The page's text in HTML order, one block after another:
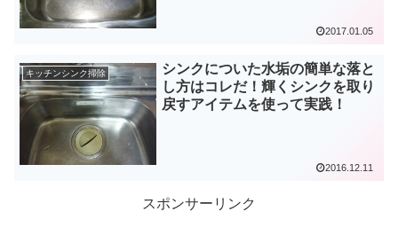
2017.01.05
キッチンシンク掃除
シンクについた水垢の簡単な落と
し方はコレだ！輝くシンクを取り
戻すアイテムを使って実践！
2016.12.11
スポンサーリンク